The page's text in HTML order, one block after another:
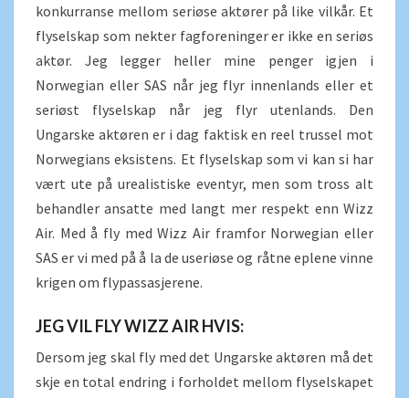
konkurranse mellom seriøse aktører på like vilkår. Et
flyselskap som nekter fagforeninger er ikke en seriøs
aktør. Jeg legger heller mine penger igjen i
Norwegian eller SAS når jeg flyr innenlands eller et
seriøst flyselskap når jeg flyr utenlands. Den
Ungarske aktøren er i dag faktisk en reel trussel mot
Norwegians eksistens. Et flyselskap som vi kan si har
vært ute på urealistiske eventyr, men som tross alt
behandler ansatte med langt mer respekt enn Wizz
Air. Med å fly med Wizz Air framfor Norwegian eller
SAS er vi med på å la de useriøse og råtne eplene vinne
krigen om flypassasjerene.
JEG VIL FLY WIZZ AIR HVIS:
Dersom jeg skal fly med det Ungarske aktøren må det
skje en total endring i forholdet mellom flyselskapet